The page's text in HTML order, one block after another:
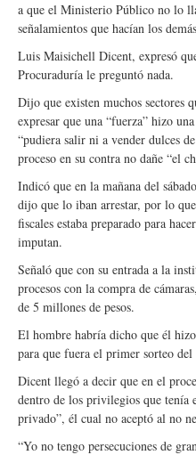
a que el Ministerio Público no lo
señalamientos que hacían los
Luis Maisichell Dicent, expresó
Procuraduría le preguntó nada.
Dijo que existen muchos sectores
expresar que una “fuerza” hizo
“pudiera salir ni a vender dulces
proceso en su contra no dañe “el
Indicó que en la mañana del
dijo que lo iban arrestar, por lo
fiscales estaba preparado para
imputan.
Señaló que con su entrada a la
procesos con la compra de
de 5 millones de pesos.
El hombre habría dicho que él
para que fuera el primer sorteo del
Dicent llegó a decir que en el
dentro de los privilegios que tenía
privado”, él cual no aceptó al no
“Yo no tengo persecuciones de